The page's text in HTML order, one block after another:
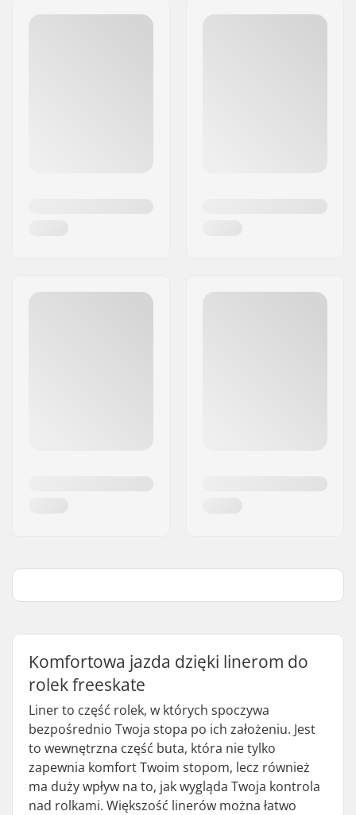
Komfortowa jazda dzięki linerom do
rolek freeskate
Liner to część rolek, w których spoczywa
bezpośrednio Twoja stopa po ich założeniu. Jest
to wewnętrzna część buta, która nie tylko
zapewnia komfort Twoim stopom, lecz również
ma duży wpływ na to, jak wygląda Twoja kontrola
nad rolkami. Większość linerów można łatwo